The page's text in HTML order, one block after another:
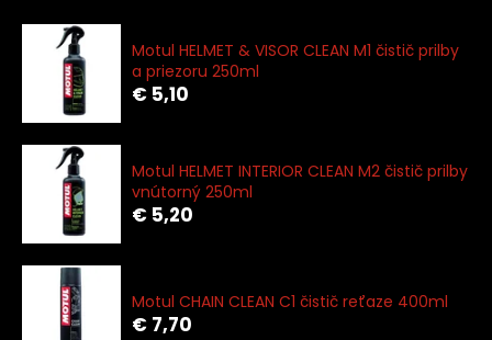
Motul HELMET & VISOR CLEAN M1 čistič prilby
a priezoru 250ml
€ 5,10
Motul HELMET INTERIOR CLEAN M2 čistič prilby
vnútorný 250ml
€ 5,20
Motul CHAIN CLEAN C1 čistič reťaze 400ml
€ 7,70